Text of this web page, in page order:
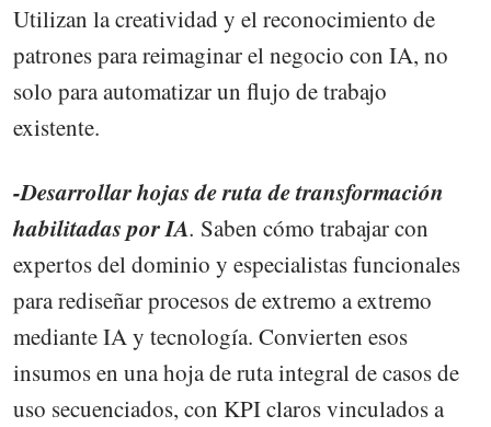
Utilizan la creatividad y el reconocimiento de
patrones para reimaginar el negocio con IA, no
solo para automatizar un flujo de trabajo
existente.
-Desarrollar hojas de ruta de transformación
habilitadas por IA. Saben cómo trabajar con
expertos del dominio y especialistas funcionales
para rediseñar procesos de extremo a extremo
mediante IA y tecnología. Convierten esos
insumos en una hoja de ruta integral de casos de
uso secuenciados, con KPI claros vinculados a